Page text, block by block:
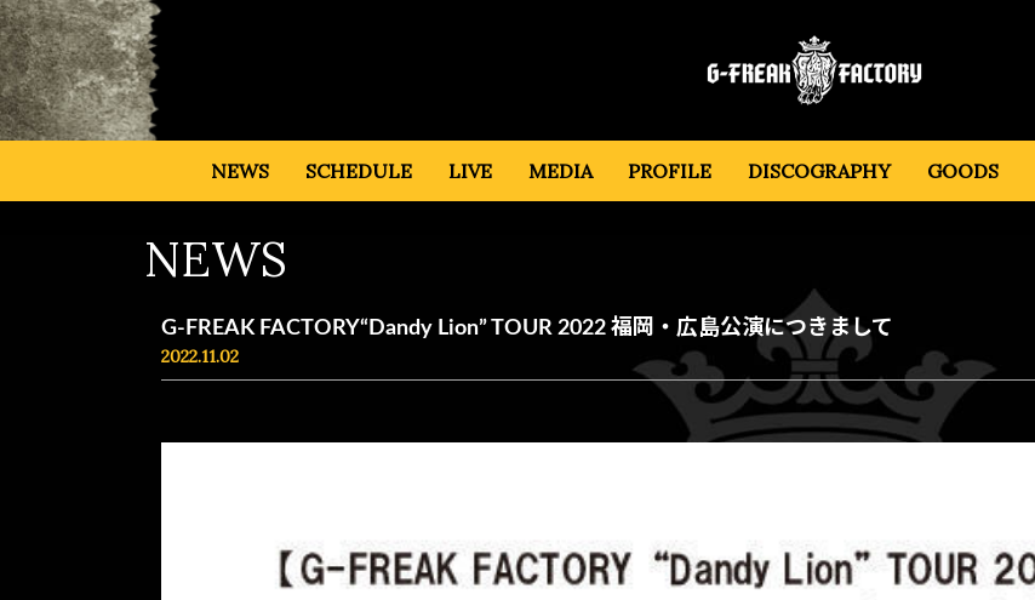
NEWS SCHEDULE LIVE MEDIA PROFILE DISCOGRAPHY GOODS
NEWS
G-FREAK FACTORY“Dandy Lion” TOUR 2022 福岡・広島公演につきまして
2022.11.02